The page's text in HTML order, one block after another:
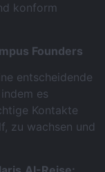
konform
Founders
entscheidende
indem es
Kontakte
zu wachsen und